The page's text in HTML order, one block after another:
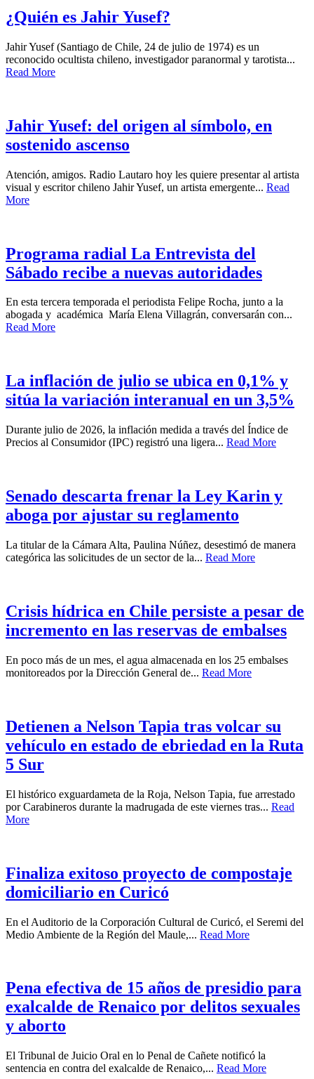
¿Quién es Jahir Yusef?
Jahir Yusef (Santiago de Chile, 24 de julio de 1974) es un
reconocido ocultista chileno, investigador paranormal y tarotista...
Read More
Jahir Yusef: del origen al símbolo, en
sostenido ascenso
Atención, amigos. Radio Lautaro hoy les quiere presentar al artista
visual y escritor chileno Jahir Yusef, un artista emergente... Read
More
Programa radial La Entrevista del
Sábado recibe a nuevas autoridades
En esta tercera temporada el periodista Felipe Rocha, junto a la
abogada y académica María Elena Villagrán, conversarán con...
Read More
La inflación de julio se ubica en 0,1% y
sitúa la variación interanual en un 3,5%
Durante julio de 2026, la inflación medida a través del Índice de
Precios al Consumidor (IPC) registró una ligera... Read More
Senado descarta frenar la Ley Karin y
aboga por ajustar su reglamento
La titular de la Cámara Alta, Paulina Núñez, desestimó de manera
categórica las solicitudes de un sector de la... Read More
Crisis hídrica en Chile persiste a pesar de
incremento en las reservas de embalses
En poco más de un mes, el agua almacenada en los 25 embalses
monitoreados por la Dirección General de... Read More
Detienen a Nelson Tapia tras volcar su
vehículo en estado de ebriedad en la Ruta
5 Sur
El histórico exguardameta de la Roja, Nelson Tapia, fue arrestado
por Carabineros durante la madrugada de este viernes tras... Read
More
Finaliza exitoso proyecto de compostaje
domiciliario en Curicó
En el Auditorio de la Corporación Cultural de Curicó, el Seremi del
Medio Ambiente de la Región del Maule,... Read More
Pena efectiva de 15 años de presidio para
exalcalde de Renaico por delitos sexuales
y aborto
El Tribunal de Juicio Oral en lo Penal de Cañete notificó la
sentencia en contra del exalcalde de Renaico,... Read More